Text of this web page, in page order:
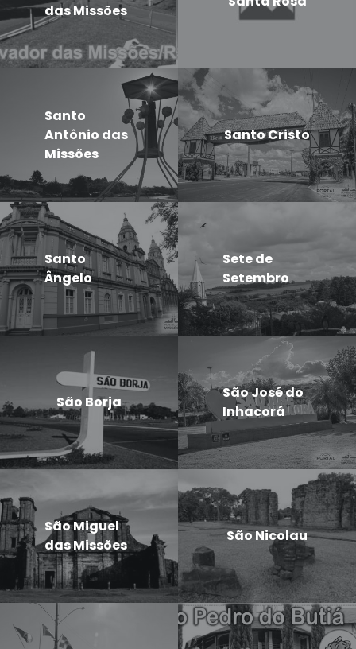
das Missões
Santo
Antônio das
Missões
Santo Cristo
Santo
Ângelo
Sete de
Setembro
São Borja
São José do
Inhacorá
São Miguel
das Missões
São Nicolau